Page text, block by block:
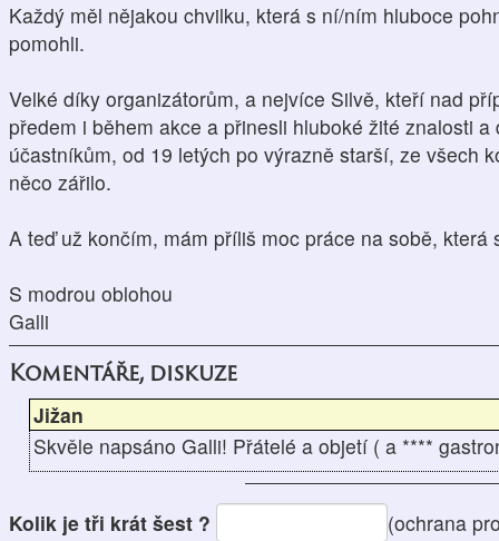
Každý měl nějakou chvilku, která s ní/ním hluboce
pomohli.
Velké díky organizátorům, a nejvíce Silvě, kteří nad
předem i během akce a přinesli hluboké žité znalosti
účastníkům, od 19 letých po výrazně starší, ze všech
něco zářilo.
A teď už končím, mám příliš moc práce na sobě,
S modrou oblohou
Galli
Komentáře, diskuze
Jižan
Skvěle napsáno Galli! Přátelé a objetí ( a ****
Kolik je tři krát šest ? (ochrana